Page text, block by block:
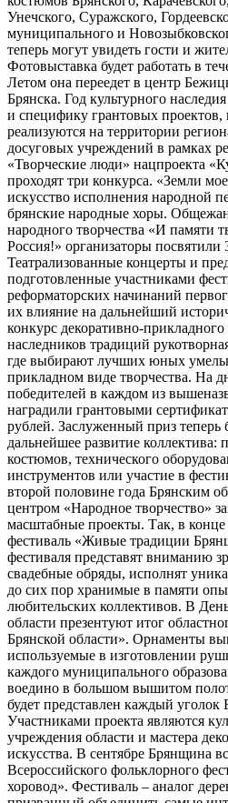
Унечского, Суражского,
муниципального и
теперь могут увидеть гости и
Фотовыставка будет работать в
Летом она переедет в центр
Брянска. Год культурного
и специфику грантовых проектов,
реализуются на территории
досуговых учреждений в рамках
«Творческие люди» нацпроекта
проходят три конкурса. «Земли
искусство исполнения народной
брянские народные хоры.
народного творчества «И памяти
Россия!» организаторы
Театрализованные концерты и
подготовленные участниками
реформаторских начинаний
их влияние на дальнейший
конкурс декоративно-
наследников традиций
где выбирают лучших юных
прикладном виде творчества. На
победителей в каждом из
наградили грантовыми
рублей. Заслуженный приз теперь
дальнейшее развитие коллектива:
костюмов, технического
инструментов или участие в
второй половине года Брянским
центром «Народное творчество»
масштабные проекты. Так, в
фестиваль «Живые традиции
фестиваля представят вниманию
свадебные обряды, исполнят
до сих пор хранимые в памяти
любительских коллективов. В
области презентуют итог
Брянской области». Орнаменты
используемые в изготовлении
каждого муниципального
воедино в большом вышитом
будет представлен каждый уголок
Участниками проекта являются
учреждения области и мастера
искусства. В сентябре Брянщина
Всероссийского фольклорного
хоровод». Фестиваль – аналог